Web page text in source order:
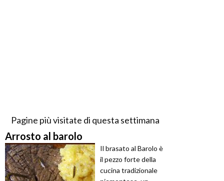
Pagine più visitate di questa settimana
Arrosto al barolo
Il brasato al Barolo è
il pezzo forte della
cucina tradizionale